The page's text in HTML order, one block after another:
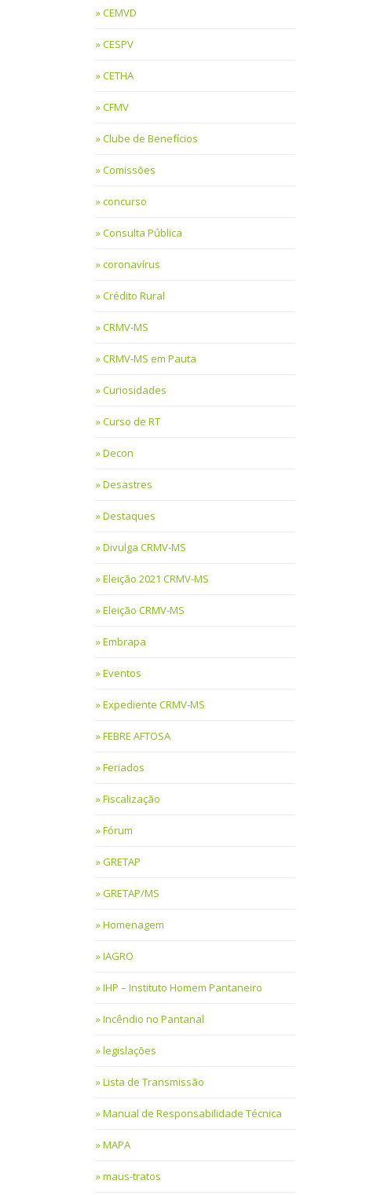
CEMVD
CESPV
CETHA
CFMV
Clube de Benefícios
Comissões
concurso
Consulta Pública
coronavírus
Crédito Rural
CRMV-MS
CRMV-MS em Pauta
Curiosidades
Curso de RT
Decon
Desastres
Destaques
Divulga CRMV-MS
Eleição 2021 CRMV-MS
Eleição CRMV-MS
Embrapa
Eventos
Expediente CRMV-MS
FEBRE AFTOSA
Feriados
Fiscalização
Fórum
GRETAP
GRETAP/MS
Homenagem
IAGRO
IHP – Instituto Homem Pantaneiro
Incêndio no Pantanal
legislações
Lista de Transmissão
Manual de Responsabilidade Técnica
MAPA
maus-tratos